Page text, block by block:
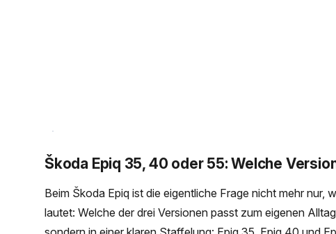
Škoda Epiq 35, 40 oder 55: Welche
Beim Škoda Epiq ist die eigentliche Frage nicht mehr nur,
lautet: Welche der drei Versionen passt zum eigenen